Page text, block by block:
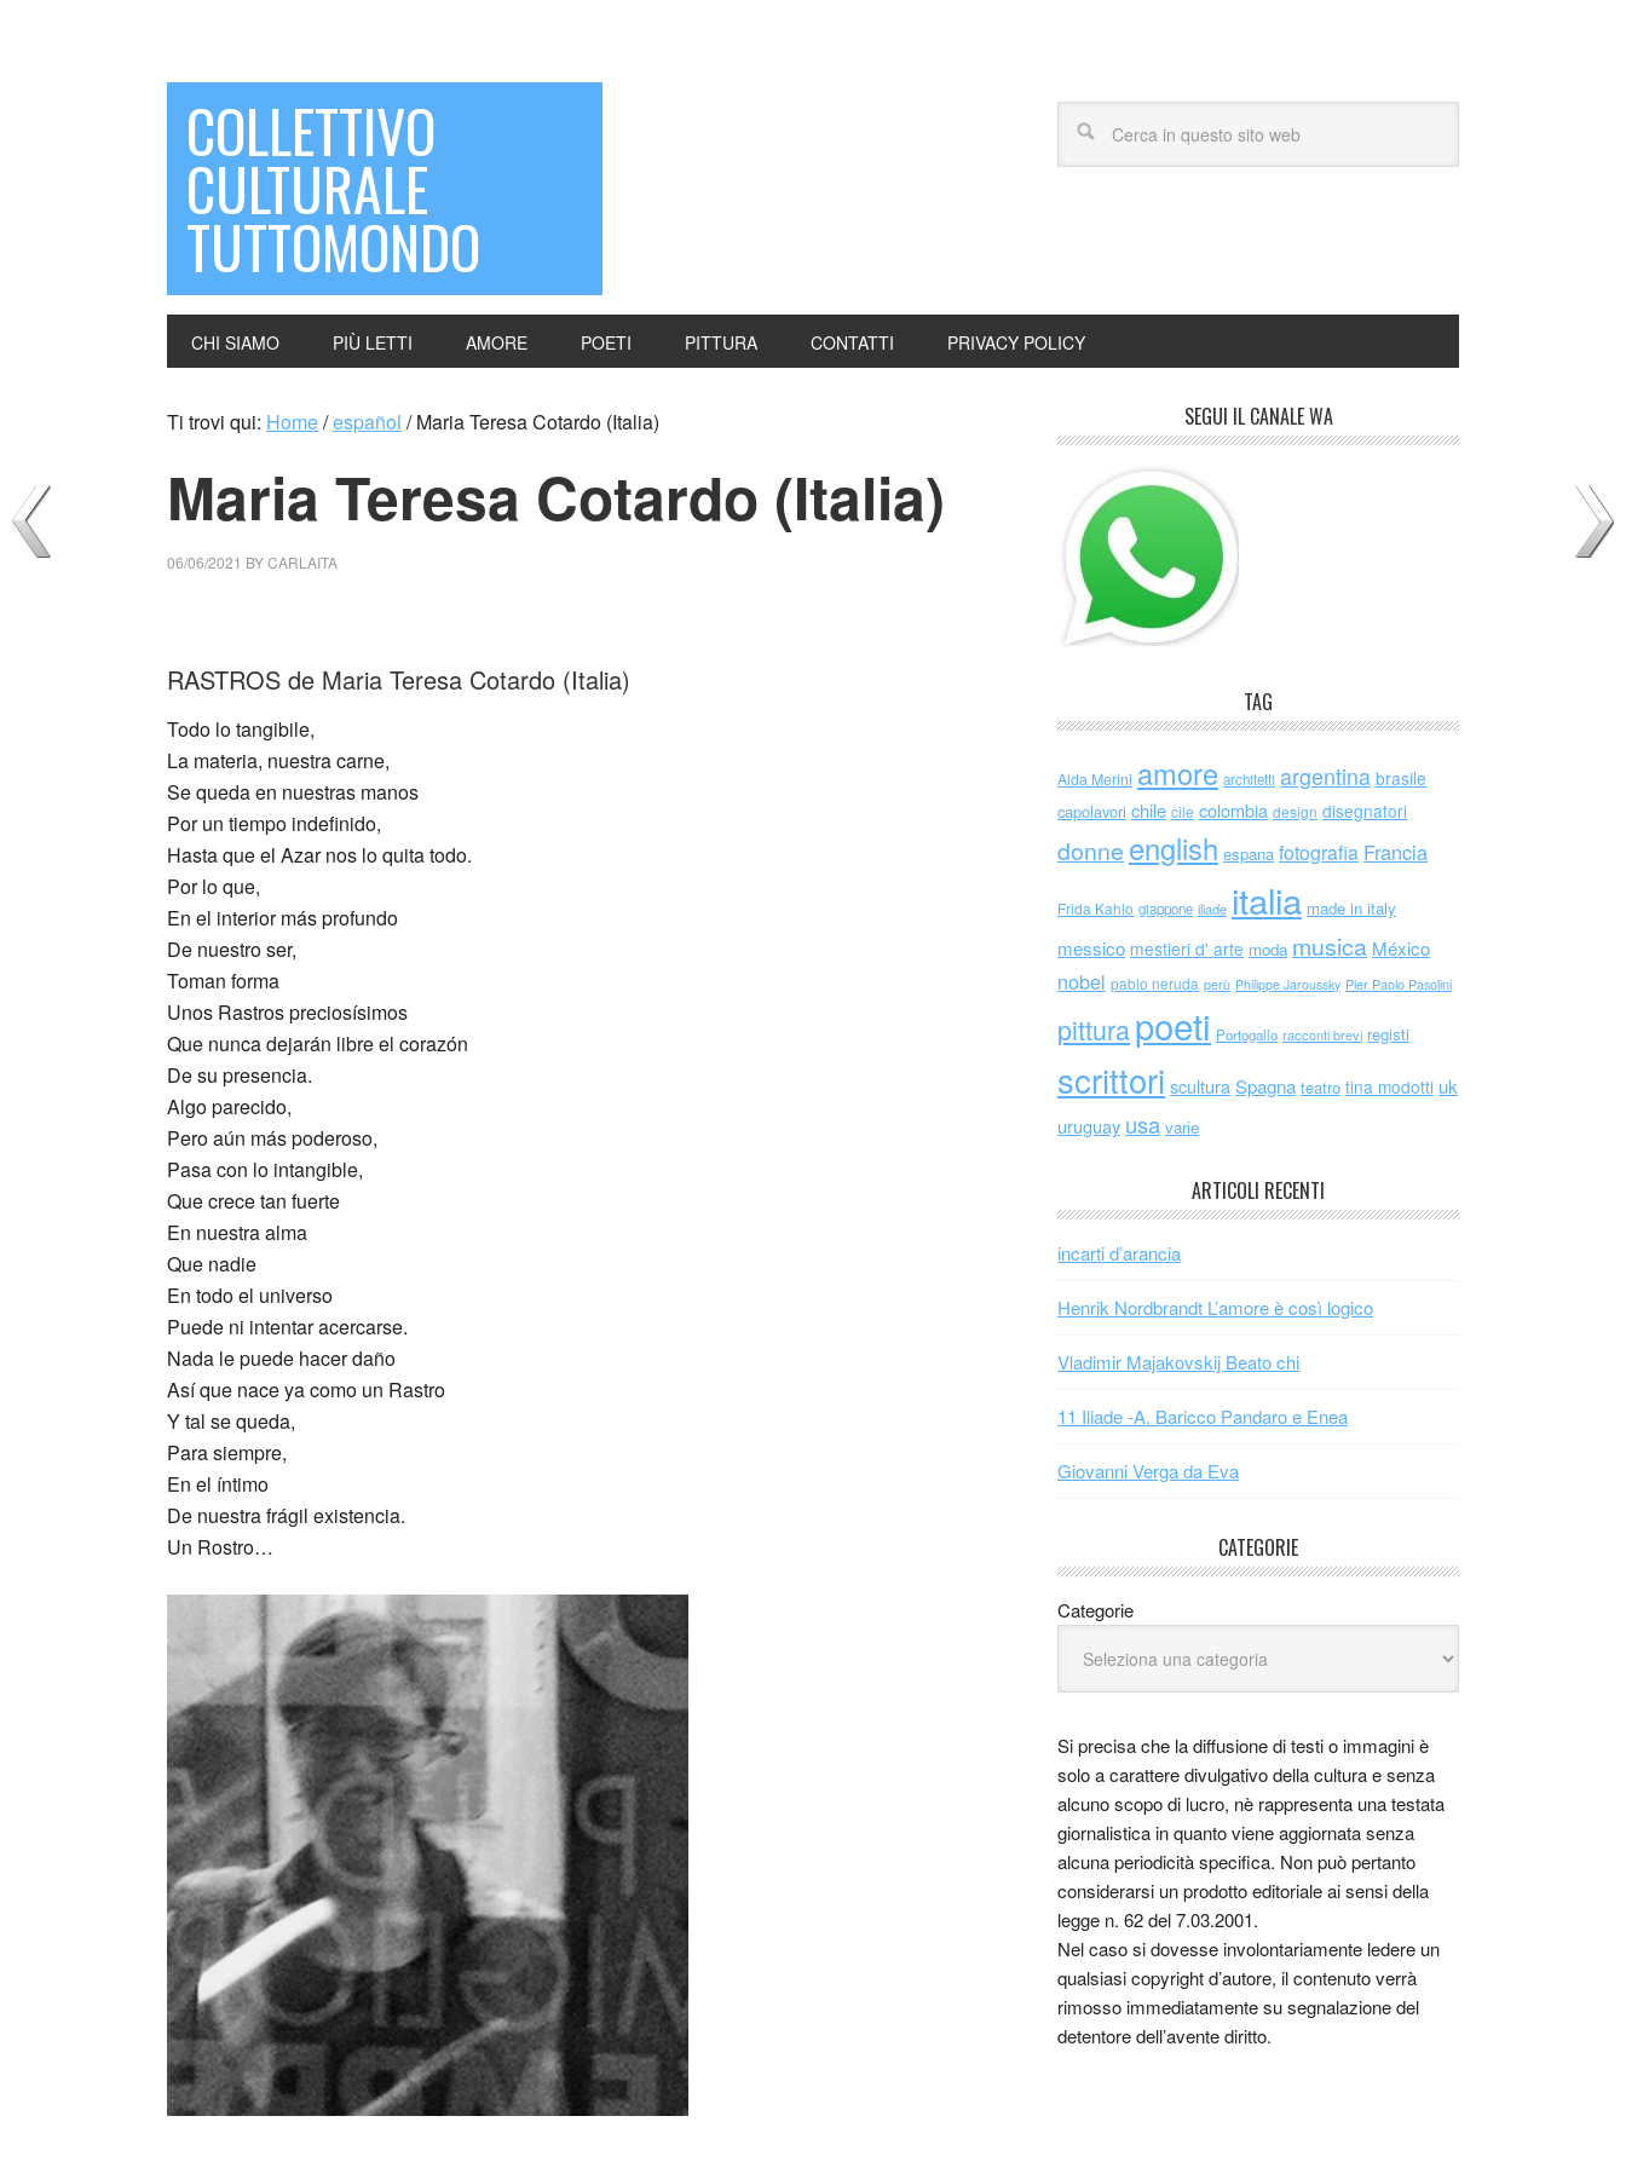
COLLETTIVO
CULTURALE
TUTTOMONDO
CHI SIAMO PIÙ LETTI AMORE POETI PITTURA CONTATTI PRIVACY POLICY
Ti trovi qui: Home/español /Maria Teresa Cotardo (Italia)
Maria Teresa Cotardo (Italia)
06/06/2021 BYCARLAITA
RASTROS de Maria Teresa Cotardo (Italia)
Todo lo tangibile,
La materia, nuestra carne,
Se queda en nuestras manos
Por un tiempo indefinido,
Hasta que el Azar nos lo quita todo.
Por lo que,
En el interior más profundo
De nuestro ser,
Toman forma
Unos Rastros preciosísimos
Que nunca dejarán libre el corazón
De su presencia.
Algo parecido,
Pero aún más poderoso,
Pasa con lo intangible,
Que crece tan fuerte
En nuestra alma
Que nadie
En todo el universo
Puede ni intentar acercarse.
Nada le puede hacer daño
Así que nace ya como un Rastro
Y tal se queda,
Para siempre,
En el íntimo
De nuestra frágil existencia.
Un Rostro…
SEGUI IL CANALE WA
TAG
Alda Merini amore architetti argentina brasile
capolavori chile cile colombia design disegnatori
donne english espana fotografia Francia
Frida Kahlo giappone iliade italia made in italy
messico mestieri d' arte moda musica México
nobel pablo neruda perù Philippe Jaroussky Pier Paolo Pasolini
pitturapoeti Portogallo racconti brevi registi
scrittori scultura Spagna teatro tina modotti uk
uruguay usa varie
ARTICOLI RECENTI
incarti d’arancia
Henrik Nordbrandt L’amore è così logico
Vladimir Majakovskij Beato chi
11 Iliade -A. Baricco Pandaro e Enea
Giovanni Verga da Eva
CATEGORIE
Categorie
Si precisa che la diffusione di testi o immagini è
solo a carattere divulgativo della cultura e senza
alcuno scopo di lucro, nè rappresenta una testata
giornalistica in quanto viene aggiornata senza
alcuna periodicità specifica. Non può pertanto
considerarsi un prodotto editoriale ai sensi della
legge n. 62 del 7.03.2001.
Nel caso si dovesse involontariamente ledere un
qualsiasi copyright d’autore, il contenuto verrà
rimosso immediatamente su segnalazione del
detentore dell’avente diritto.